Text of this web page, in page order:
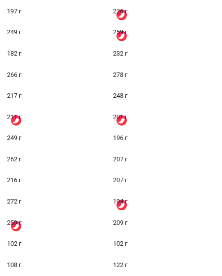
197 г 226 г
249 г 259 г
182 г 232 г
266 г 278 г
217 г 248 г
211 г 201 г
249 г 196 г
262 г 207 г
216 г 207 г
272 г 194 г
259 г 209 г
102 г 102 г
108 г 122 г